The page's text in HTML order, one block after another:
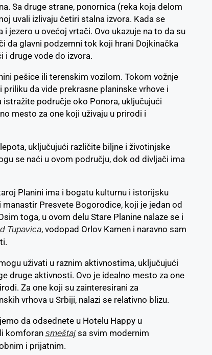
Sa druge strane, ponornica (reka koja delom
uvali izlivaju četiri stalna izvora. Kada se
jezero u ovećoj vrtači. Ovo ukazuje na to da su
da glavni podzemni tok koji hrani Dojkinačka
i druge vode do izvora.
pešice ili terenskim vozilom. Tokom vožnje
da vide prekrasne planinske vrhove i
područje oko Ponora, uključujući
mesto za one koji uživaju u prirodi i
uključujući različite biljne i životinjske
se naći u ovom području, dok od divljači ima
Planini ima i bogatu kulturnu i istorijsku
Presvete Bogorodice, koji je jedan od
toga, u ovom delu Stare Planine nalaze se i
Tupavica, vodopad Orlov Kamen i naravno sam
uživati u raznim aktivnostima, uključujući
druge aktivnosti. Ovo je idealno mesto za one
Za one koji su zainteresirani za
vrhova u Srbiji, nalazi se relativno blizu.
da odsednete u Hotelu Happy u
komforan smeštaj sa svim modernim
i prijatnim.